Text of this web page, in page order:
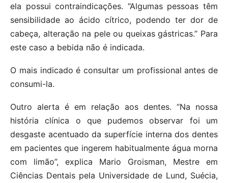
ela possui contraindicações. “Algumas pessoas têm
sensibilidade ao ácido cítrico, podendo ter dor de
cabeça, alteração na pele ou queixas gástricas.” Para
este caso a bebida não é indicada.
O mais indicado é consultar um profissional antes de
consumi-la.
Outro alerta é em relação aos dentes. “Na nossa
história clínica o que pudemos observar foi um
desgaste acentuado da superfície interna dos dentes
em pacientes que ingerem habitualmente água morna
com limão”, explica Mario Groisman, Mestre em
Ciências Dentais pela Universidade de Lund, Suécia,